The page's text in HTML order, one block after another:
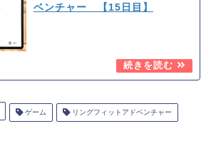
ベンチャー 【15日目】
ゲーム リングフィットアドベンチャー